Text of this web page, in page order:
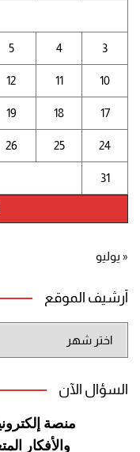
3
4
5
10
11
12
17
18
19
24
25
26
31
« يوليو
أرشيف الموقع
الموقع
السؤال الآن
منصة
والأفكار